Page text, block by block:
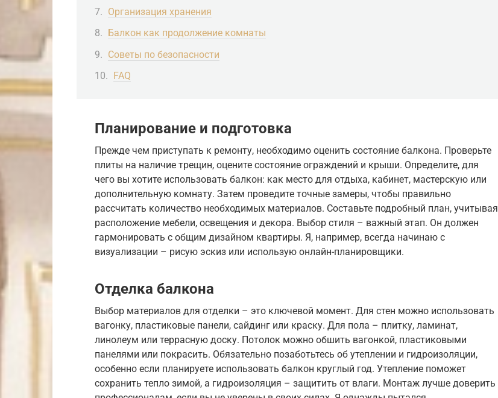
Организация хранения
Балкон как продолжение комнаты
Советы по безопасности
FAQ
Планирование и подготовка
Прежде чем приступать к ремонту, необходимо оценить состояние балкона. Проверьте
плиты на наличие трещин, оцените состояние ограждений и крыши. Определите, для
чего вы хотите использовать балкон: как место для отдыха, кабинет, мастерскую или
дополнительную комнату. Затем проведите точные замеры, чтобы правильно
рассчитать количество необходимых материалов. Составьте подробный план, учитывая
расположение мебели, освещения и декора. Выбор стиля – важный этап. Он должен
гармонировать с общим дизайном квартиры. Я, например, всегда начинаю с
визуализации – рисую эскиз или использую онлайн-планировщики.
Отделка балкона
Выбор материалов для отделки – это ключевой момент. Для стен можно использовать
вагонку, пластиковые панели, сайдинг или краску. Для пола – плитку, ламинат,
линолеум или террасную доску. Потолок можно обшить вагонкой, пластиковыми
панелями или покрасить. Обязательно позаботьтесь об утеплении и гидроизоляции,
особенно если планируете использовать балкон круглый год. Утепление поможет
сохранить тепло зимой, а гидроизоляция – защитить от влаги. Монтаж лучше доверить